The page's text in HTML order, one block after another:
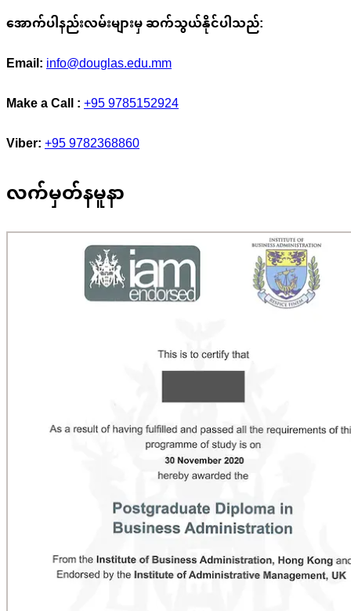
အောက်ပါနည်းလမ်းများမှ ဆက်သွယ်နိုင်ပါသည်:
Email:info@douglas.edu.mm
Make a Call :+95 9785152924
Viber:+95 9782368860
လက်မှတ်နမူနာ